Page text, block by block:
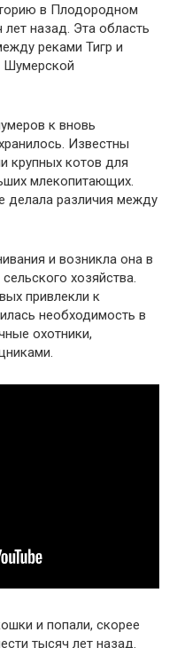
в Плодородном
назад. Эта область
реками Тигр и
Шумерской
к вновь
Известны
крупных котов для
млекопитающих.
делала различия между
и возникла она в
хозяйства.
привлекли к
необходимость в
охотники,
и попали, скорее
тысяч лет назад.